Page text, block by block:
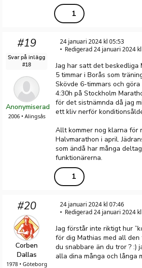
1
#19
Svar på inlägg
#18
Anonymiserad
2006 • Alingsås
24 januari 2024 kl 05:53
Redigerad 24 januari 2024
Jag har satt det
5 timmar i Borås som
Skövde 6-timmars och
4:30h på Stockholm
för det sistnämnda då jag
ett kliv nerför
Allt kommer nog klarna för
Halvmarathon i april.
som ändå har många
funktionärerna.
1
#20
Corben
Dallas
1978 • Göteborg
24 januari 2024 kl 07:46
Redigerad 24 januari 2024
Jag förstår inte riktigt hur
för dig Mathias med all den
du snabbare än du tror ? :)
alla dina många och långa